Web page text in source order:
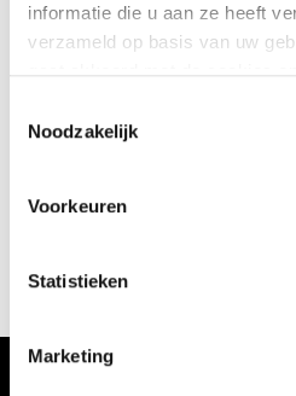
informatie die u aan ze heeft
verzameld op basis van uw
Noodzakelijk
Voorkeuren
Statistieken
Marketing
In het Westfriese Blokker staat een
Op 6 juni 1964 speelden zij in de
ook al duurden hun twee
minuten, het spektakel bezit voor
3 min